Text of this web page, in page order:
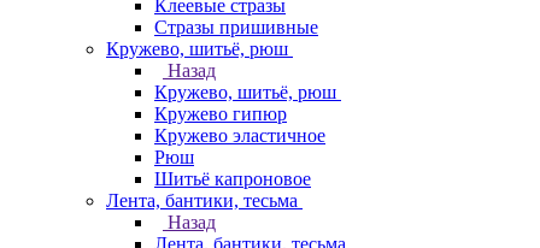
Клеевые стразы
Стразы пришивные
Кружево, шитьё, рюш
Назад
Кружево, шитьё, рюш
Кружево гипюр
Кружево эластичное
Рюш
Шитьё капроновое
Лента, бантики, тесьма
Назад
Лента, бантики, тесьма